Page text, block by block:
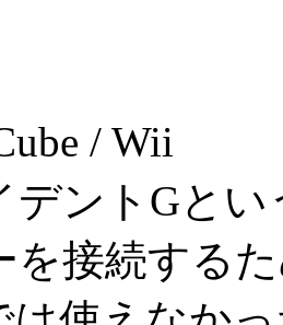
/ Wii
トGという
を接続する